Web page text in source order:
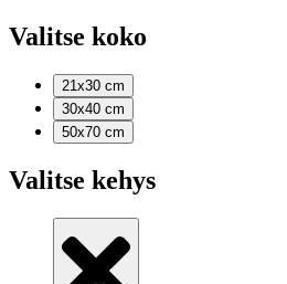
Valitse koko
21x30 cm
30x40 cm
50x70 cm
Valitse kehys